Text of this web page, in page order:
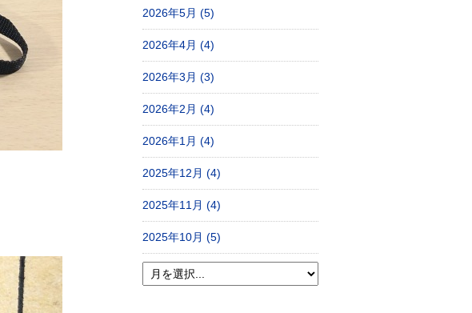
2026年5月 (5)
2026年4月 (4)
2026年3月 (3)
2026年2月 (4)
2026年1月 (4)
2025年12月 (4)
2025年11月 (4)
2025年10月 (5)